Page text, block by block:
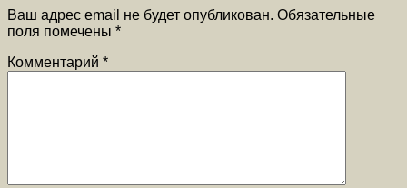
Ваш адрес email не будет опубликован. Обязательные
поля помечены *
Комментарий *